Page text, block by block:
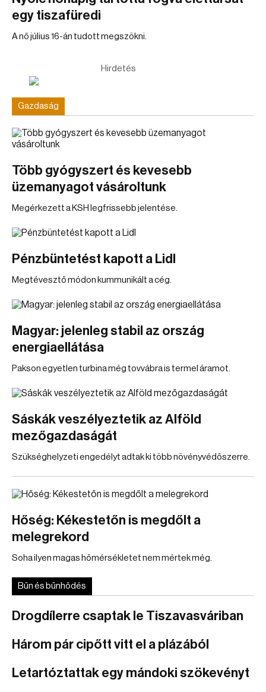
egy tiszafüredi
A nő július 16-án tudott megszökni.
Hirdetés
Gazdaság
Több gyógyszert és kevesebb
üzemanyagot vásároltunk
Megérkezett a KSH legfrissebb jelentése.
Pénzbüntetést kapott a Lidl
Megtévesztő módon kummunikált a cég.
Magyar: jelenleg stabil az ország
energiaellátása
Pakson egyetlen turbina még tovvábra is termel áramot.
Sáskák veszélyeztetik az Alföld
mezőgazdaságát
Szükséghelyzeti engedélyt adtak ki több növényvédőszerre.
Hőség: Kékestetőn is megdőlt a
melegrekord
Soha ilyen magas hőmérsékletet nem mértek még.
Bűn és bűnhődés
Drogdílerre csaptak le Tiszavasváriban
Három pár cipőtt vitt el a plázából
Letartóztattak egy mándoki szökevényt